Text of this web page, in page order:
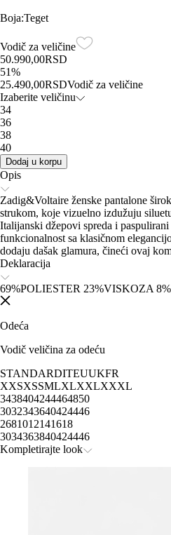
Boja:Teget
Vodič za veličine
50.990,00RSD
51%
25.490,00RSDVodič za veličine
Izaberite veličinu
34
36
38
40
Dodaj u korpu
Opis
Zadig&Voltaire ženske pantalone
strukom, koje vizuelno izdužuju
Italijanski džepovi spreda i
funkcionalnost sa klasičnom
dodaju dašak glamura, čineći ovaj
Deklaracija
69%POLIESTER 23%VISKOZA
Odeća
Vodič veličina za odeću
STANDARDITEUUKFR
XXSXSSMLXLXXLXXXL
3438404244464850
3032343640424446
2681012141618
3034363840424446
Kompletirajte look